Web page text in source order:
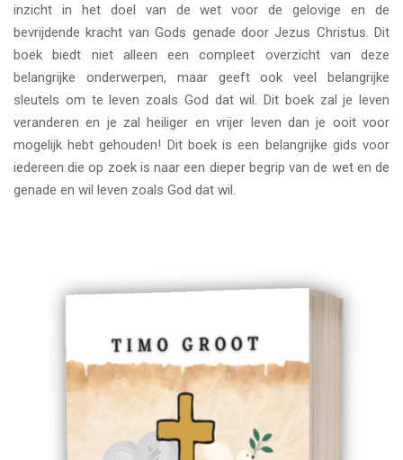
inzicht in het doel van de wet voor de gelovige en de
bevrijdende kracht van Gods genade door Jezus Christus. Dit
boek biedt niet alleen een compleet overzicht van deze
belangrijke onderwerpen, maar geeft ook veel belangrijke
sleutels om te leven zoals God dat wil. Dit boek zal je leven
veranderen en je zal heiliger en vrijer leven dan je ooit voor
mogelijk hebt gehouden! Dit boek is een belangrijke gids voor
iedereen die op zoek is naar een dieper begrip van de wet en de
genade en wil leven zoals God dat wil.